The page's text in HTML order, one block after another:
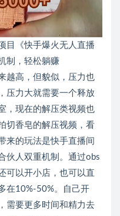
目《快手爆火无人直播
制，轻松躺赚
越高，但貌似，压力也
压力大就需要一个释放
，现在的解压类视频也
切香皂的解压视频，看
来的玩法是快手直播间
伙人双重机制。通过obs
可以开小店，也可以直
在10%-50%。自己开
需要更多时间和精力去